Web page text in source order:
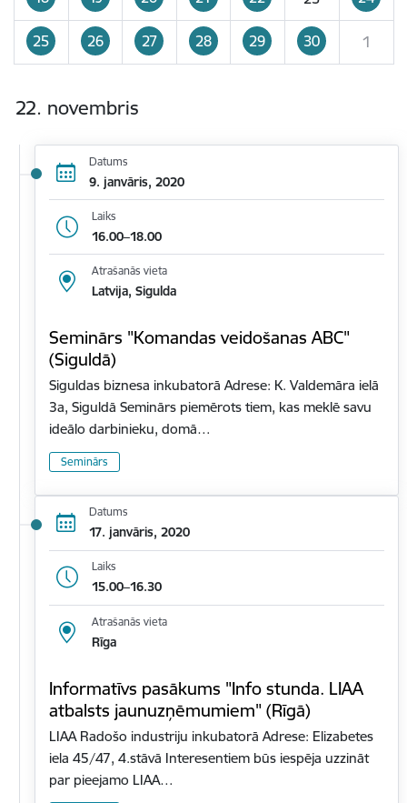
25 26 27 28 29 30 1
22. novembris
Datums
9. janvāris, 2020
Laiks
16.00–18.00
Atrašanās vieta
Latvija, Sigulda
Seminārs "Komandas veidošanas ABC"
(Siguldā)
Siguldas biznesa inkubatorā Adrese: K. Valdemāra ielā
3a, Siguldā Seminārs piemērots tiem, kas meklē savu
ideālo darbinieku, domā…
Seminārs
Datums
17. janvāris, 2020
Laiks
15.00–16.30
Atrašanās vieta
Rīga
Informatīvs pasākums "Info stunda. LIAA
atbalsts jaunuzņēmumiem" (Rīgā)
LIAA Radošo industriju inkubatorā Adrese: Elizabetes
iela 45/47, 4.stāvā Interesentiem būs iespēja uzzināt
par pieejamo LIAA…